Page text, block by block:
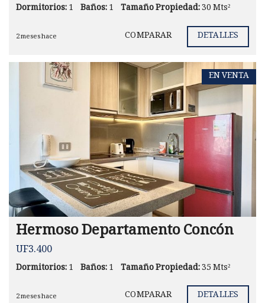
Dormitorios:1 Baños:1 Tamaño Propiedad:30 Mts²
2 meses hace COMPARAR DETALLES
EN VENTA
Hermoso Departamento Concón
UF3.400
Dormitorios:1 Baños:1 Tamaño Propiedad:35 Mts²
2 meses hace COMPARAR DETALLES